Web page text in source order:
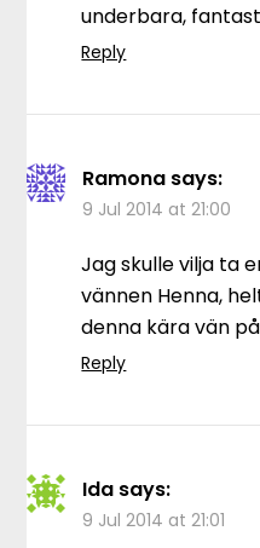
underbara,
Reply
Ramona says:
9 Jul 2014 at 21:00
Jag skulle vilja ta
vännen Henna,
denna kära vän
Reply
Ida says:
9 Jul 2014 at 21:01